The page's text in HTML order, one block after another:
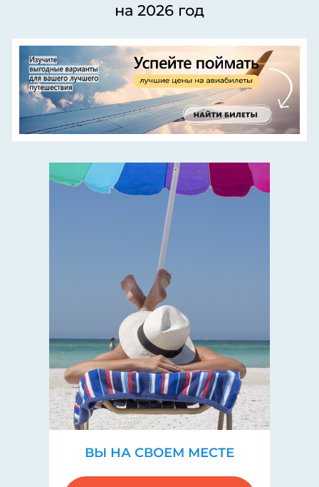
на 2026 год
ВЫ НА СВОЕМ МЕСТЕ